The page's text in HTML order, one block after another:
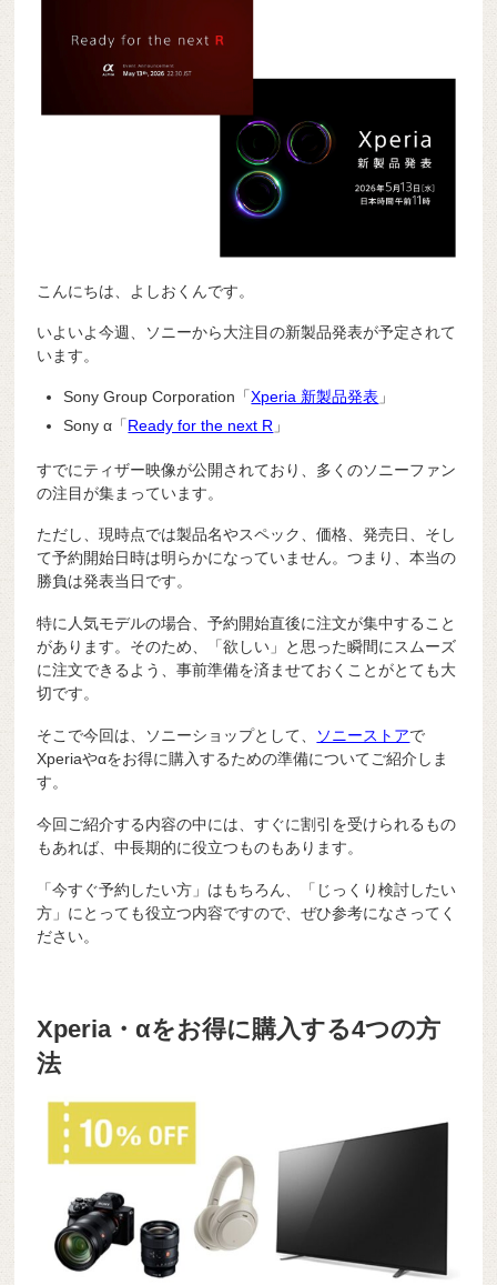
o
g
er
こんにちは、よしおくんです。
いよいよ今週、ソニーから大注目の新製品発表が予定されて
います。
Sony Group Corporation 「Xperia 新製品発表 」
Sony α 「Ready for the next R 」
すでにティザー映像が公開されており、多くのソニーファン
の注目が集まっています。
ただし、現時点では製品名やスペック、価格、発売日、そし
て予約開始日時は明らかになっていません。つまり、本当の
勝負は発表当日です。
特に人気モデルの場合、予約開始直後に注文が集中すること
があります。そのため、「欲しい」と思った瞬間にスムーズ
に注文できるよう、事前準備を済ませておくことがとても大
切です。
そこで今回は、ソニーショップとして、 ソニーストアで
Xperiaやαをお得に購入するための準備についてご紹介しま
す。
今回ご紹介する内容の中には、すぐに割引を受けられるもの
もあれば、中長期的に役立つものもあります。
「今すぐ予約したい方」はもちろん、「じっくり検討したい
方」にとっても役立つ内容ですので、ぜひ参考になさってく
ださい。
Xperia・αをお得に購入する4つの方
法